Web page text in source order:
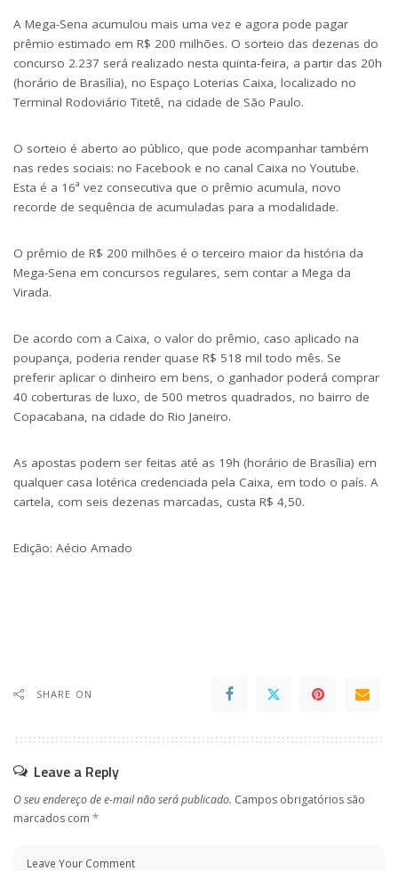
A Mega-Sena acumulou mais uma vez e agora pode pagar
prêmio estimado em R$ 200 milhões. O sorteio das dezenas do
concurso 2.237 será realizado nesta quinta-feira, a partir das 20h
(horário de Brasília), no Espaço Loterias Caixa, localizado no
Terminal Rodoviário Titetê, na cidade de São Paulo.
O sorteio é aberto ao público, que pode acompanhar também
nas redes sociais: no Facebook e no canal Caixa no Youtube.
Esta é a 16ª vez consecutiva que o prêmio acumula, novo
recorde de sequência de acumuladas para a modalidade.
O prêmio de R$ 200 milhões é o terceiro maior da história da
Mega-Sena em concursos regulares, sem contar a Mega da
Virada.
De acordo com a Caixa, o valor do prêmio, caso aplicado na
poupança, poderia render quase R$ 518 mil todo mês. Se
preferir aplicar o dinheiro em bens, o ganhador poderá comprar
40 coberturas de luxo, de 500 metros quadrados, no bairro de
Copacabana, na cidade do Rio Janeiro.
As apostas podem ser feitas até as 19h (horário de Brasília) em
qualquer casa lotérica credenciada pela Caixa, em todo o país. A
cartela, com seis dezenas marcadas, custa R$ 4,50.
Edição: Aécio Amado
SHARE ON
Leave a Reply
O seu endereço de e-mail não será publicado. Campos obrigatórios são
marcados com *